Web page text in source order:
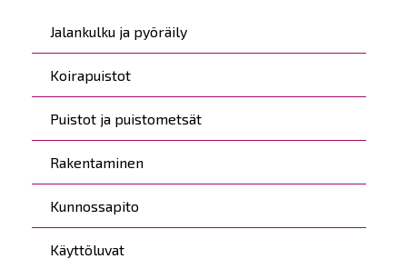
Päävalikko
Jalankulku ja pyöräily
Koirapuistot
Puistot ja puistometsät
Rakentaminen
Kunnossapito
Käyttöluvat